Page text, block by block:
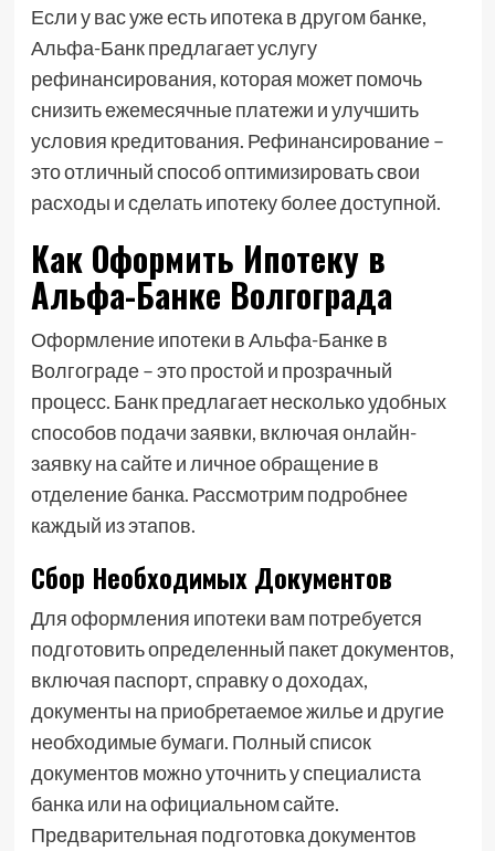
Если у вас уже есть ипотека в другом банке,
Альфа-Банк предлагает услугу
рефинансирования, которая может помочь
снизить ежемесячные платежи и улучшить
условия кредитования. Рефинансирование –
это отличный способ оптимизировать свои
расходы и сделать ипотеку более доступной.
Как Оформить Ипотеку в
Альфа-Банке Волгограда
Оформление ипотеки в Альфа-Банке в
Волгограде – это простой и прозрачный
процесс. Банк предлагает несколько удобных
способов подачи заявки, включая онлайн-
заявку на сайте и личное обращение в
отделение банка. Рассмотрим подробнее
каждый из этапов.
Сбор Необходимых Документов
Для оформления ипотеки вам потребуется
подготовить определенный пакет документов,
включая паспорт, справку о доходах,
документы на приобретаемое жилье и другие
необходимые бумаги. Полный список
документов можно уточнить у специалиста
банка или на официальном сайте.
Предварительная подготовка документов